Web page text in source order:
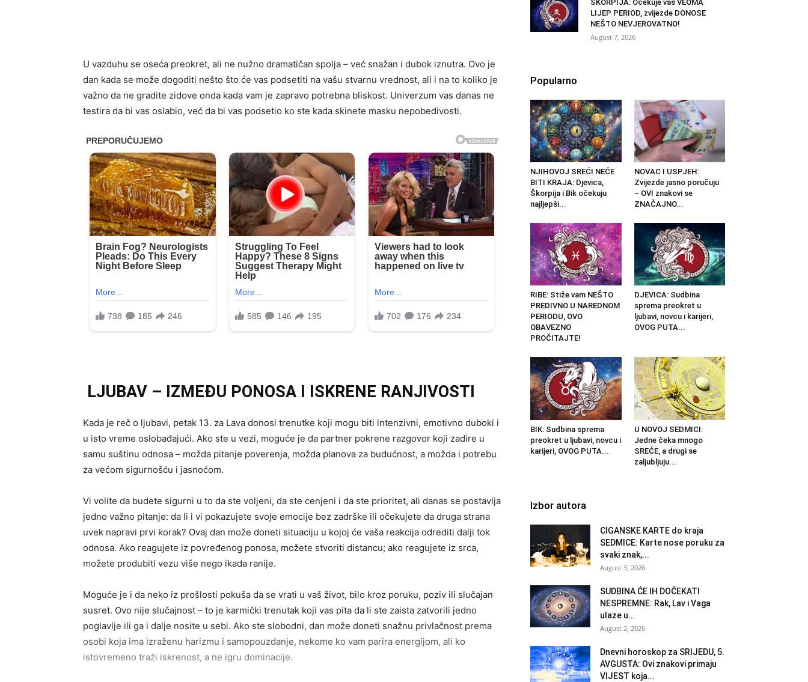
U vazduhu se oseća preokret, ali ne nužno dramatičan spolja – već snažan i dubok iznutra. Ovo je
dan kada se može dogoditi nešto što će vas podsetiti na vašu stvarnu vrednost, ali i na to koliko je
važno da ne gradite zidove onda kada vam je zapravo potrebna bliskost. Univerzum vas danas ne
testira da bi vas oslabio, već da bi vas podsetio ko ste kada skinete masku nepobedivosti.
LJUBAV – IZMEĐU PONOSA I ISKRENE RANJIVOSTI
Kada je reč o ljubavi, petak 13. za Lava donosi trenutke koji mogu biti intenzivni, emotivno duboki i
u isto vreme oslobađajući. Ako ste u vezi, moguće je da partner pokrene razgovor koji zadire u
samu suštinu odnosa – možda pitanje poverenja, možda planova za budućnost, a možda i potrebu
za većom sigurnošću i jasnoćom.
Vi volite da budete sigurni u to da ste voljeni, da ste cenjeni i da ste prioritet, ali danas se postavlja
jedno važno pitanje: da li i vi pokazujete svoje emocije bez zadrške ili očekujete da druga strana
uvek napravi prvi korak? Ovaj dan može doneti situaciju u kojoj će vaša reakcija odrediti dalji tok
odnosa. Ako reagujete iz povređenog ponosa, možete stvoriti distancu; ako reagujete iz srca,
možete produbiti vezu više nego ikada ranije.
Moguće je i da neko iz prošlosti pokuša da se vrati u vaš život, bilo kroz poruku, poziv ili slučajan
susret. Ovo nije slučajnost – to je karmički trenutak koji vas pita da li ste zaista zatvorili jedno
poglavlje ili ga i dalje nosite u sebi. Ako ste slobodni, dan može doneti snažnu privlačnost prema
osobi koja ima izraženu harizmu i samopouzdanje, nekome ko vam parira energijom, ali ko
istovremeno traži iskrenost, a ne igru dominacije.
ŠKORPIJA: Očekuje vas VEOMA
LIJEP PERIOD, zvijezde DONOSE
NEŠTO NEVJEROVATNO!
August 7, 2026
Popularno
NJIHOVOJ SREĆI NEĆE
BITI KRAJA: Djevica,
Škorpija i Bik očekuju
najljepši...
NOVAC I USPJEH:
Zvijezde jasno poručuju
– OVI znakovi se
ZNAČAJNO...
RIBE: Stiže vam NEŠTO
PREDIVNO U NAREDNOM
PERIODU, OVO
OBAVEZNO
PROČITAJTE!
DJEVICA: Sudbina
sprema preokret u
ljubavi, novcu i karijeri,
OVOG PUTA...
BIK: Sudbina sprema
preokret u ljubavi, novcu i
karijeri, OVOG PUTA...
U NOVOJ SEDMICI:
Jedne čeka mnogo
SREĆE, a drugi se
zaljubljuju...
Izbor autora
CIGANSKE KARTE do kraja
SEDMICE: Karte nose poruku za
svaki znak,...
August 3, 2026
SUDBINA ĆE IH DOČEKATI
NESPREMNE: Rak, Lav i Vaga
ulaze u...
August 2, 2026
Dnevni horoskop za SRIJEDU, 5.
AVGUSTA: Ovi znakovi primaju
VIJEST koja...